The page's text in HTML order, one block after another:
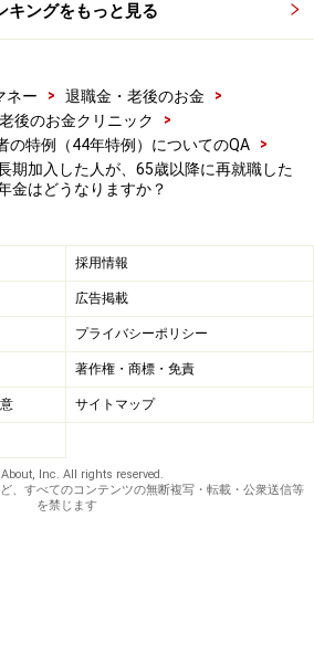
キングをもっと見る
ネー > 退職金・老後のお金
>
後のお金クリニック
>
の特例（44年特例）についてのQA
>
期加入した人が、65歳以降に再就職した
金はどうなりますか？
採用情報
広告掲載
プライバシーポリシー
著作権・商標・免責
サイトマップ
Inc. All rights reserved.
、すべてのコンテンツの無断複写・転載・公衆送信等
を禁じます